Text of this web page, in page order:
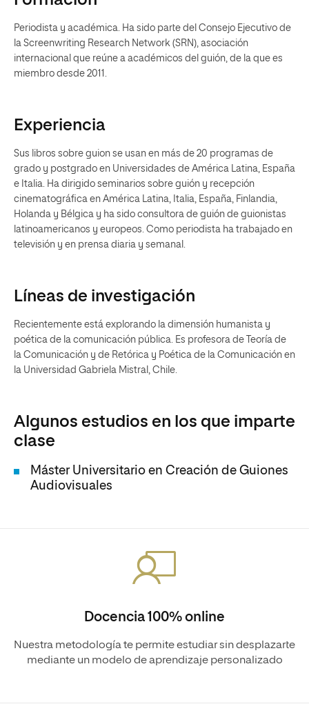
Periodista y académica. Ha sido parte del Consejo Ejecutivo de
la Screenwriting Research Network (SRN), asociación
internacional que reúne a académicos del guión, de la que es
miembro desde 2011.
Experiencia
Sus libros sobre guion se usan en más de 20 programas de
grado y postgrado en Universidades de América Latina, España
e Italia. Ha dirigido seminarios sobre guión y recepción
cinematográfica en América Latina, Italia, España, Finlandia,
Holanda y Bélgica y ha sido consultora de guión de guionistas
latinoamericanos y europeos. Como periodista ha trabajado en
televisión y en prensa diaria y semanal.
Líneas de investigación
Recientemente está explorando la dimensión humanista y
poética de la comunicación pública. Es profesora de Teoría de
la Comunicación y de Retórica y Poética de la Comunicación en
la Universidad Gabriela Mistral, Chile.
Algunos estudios en los que imparte
clase
Máster Universitario en Creación de Guiones
Audiovisuales
Docencia 100% online
Nuestra metodología te permite estudiar sin desplazarte
mediante un modelo de aprendizaje personalizado